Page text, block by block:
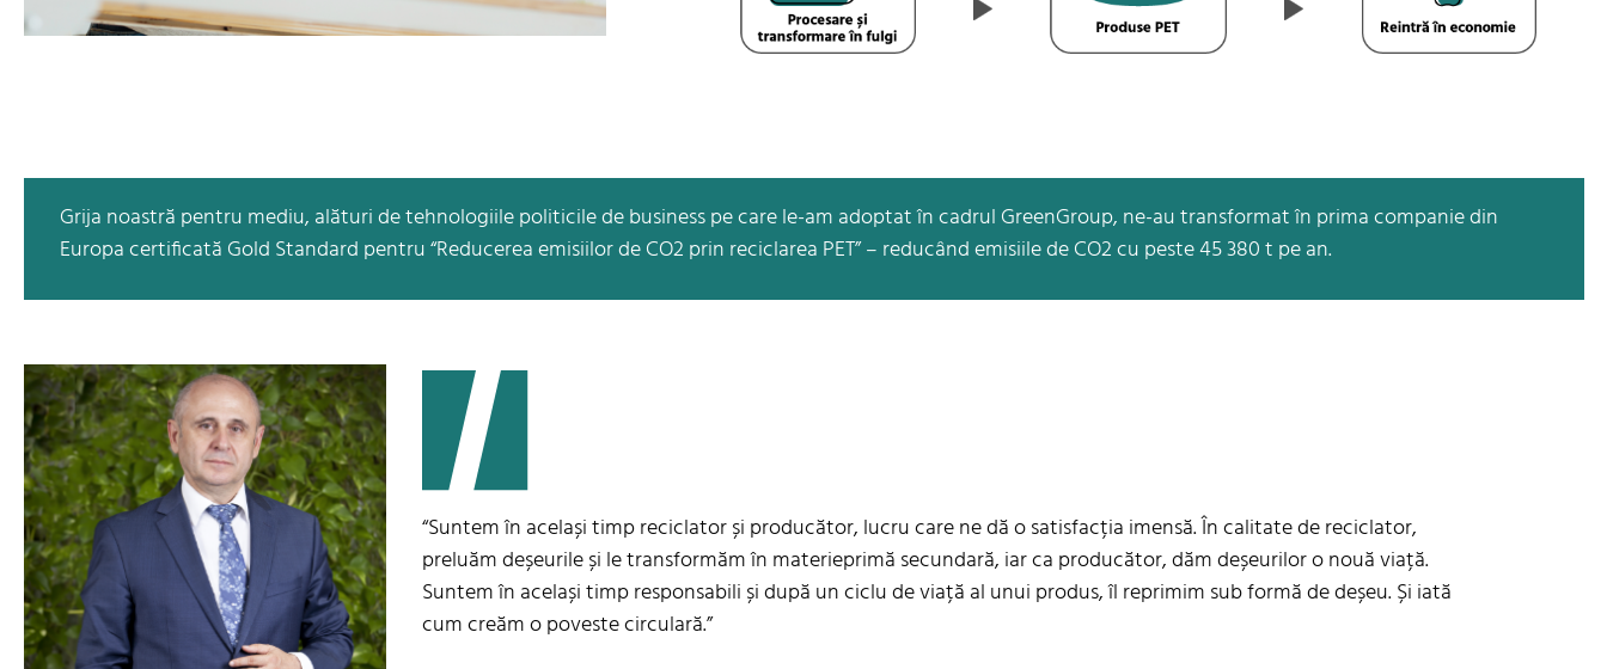
Grija noastră pentru mediu, alături de tehnologiile politicile de business pe care le-am adoptat în cadrul GreenGroup, ne-au transformat în prima companie din
Europa certificată Gold Standard pentru “Reducerea emisiilor de CO2 prin reciclarea PET” – reducând emisiile de CO2 cu peste 45 380 t pe an.
“Suntem în același timp reciclator și producător, lucru care ne dă o satisfacția imensă. În calitate de reciclator,
preluăm deșeurile și le transformăm în materieprimă secundară, iar ca producător, dăm deșeurilor o nouă viață.
Suntem în același timp responsabili și după un ciclu de viață al unui produs, îl reprimim sub formă de deșeu. Și iată
cum creăm o poveste circulară.”